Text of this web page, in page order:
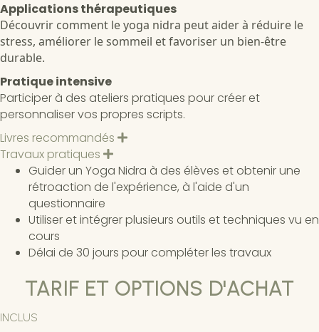
Applications thérapeutiques
Découvrir comment le yoga nidra peut aider à réduire le
stress, améliorer le sommeil et favoriser un bien-être
durable.
Pratique intensive
Participer à des ateliers pratiques pour créer et
personnaliser vos propres scripts.
Livres recommandés
D
l
i
e
Travaux pratiques
D
p
l
r
Guider un Yoga Nidra à des élèves et obtenir une
rétroaction de l'expérience, à l'aide d'un
questionnaire
Utiliser et intégrer plusieurs outils et techniques vu en
cours
Délai de 30 jours pour compléter les travaux
TARIF ET OPTIONS D'ACHAT
INCLUS